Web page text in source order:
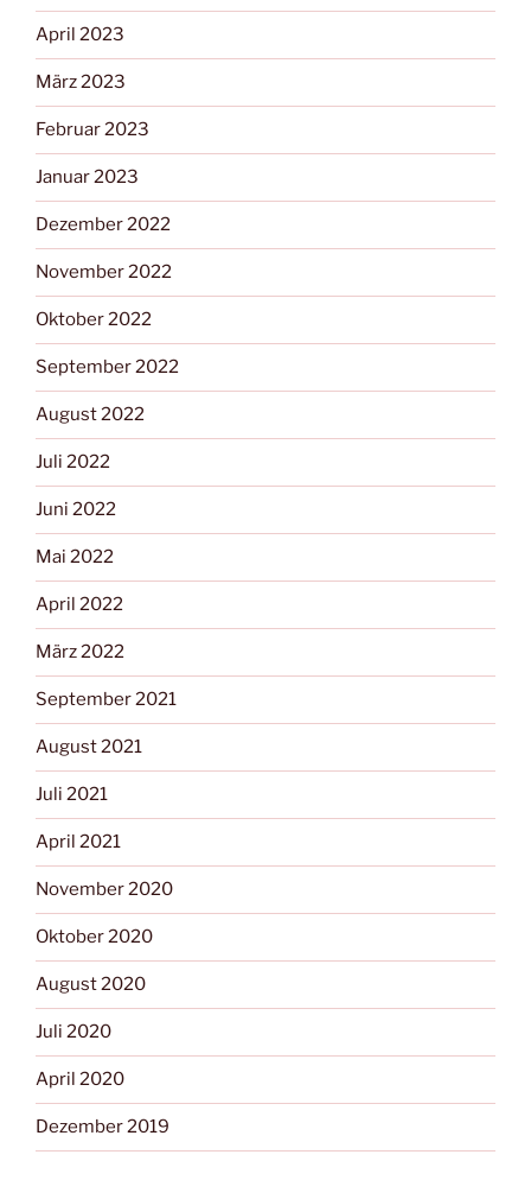
April 2023
März 2023
Februar 2023
Januar 2023
Dezember 2022
November 2022
Oktober 2022
September 2022
August 2022
Juli 2022
Juni 2022
Mai 2022
April 2022
März 2022
September 2021
August 2021
Juli 2021
April 2021
November 2020
Oktober 2020
August 2020
Juli 2020
April 2020
Dezember 2019